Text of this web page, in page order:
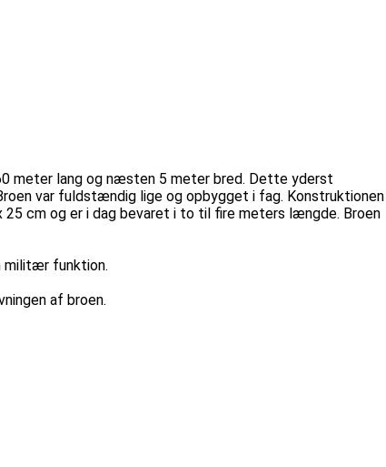
meter lang og næsten 5 meter bred. Dette yderst
var fuldstændig lige og opbygget i fag. Konstruktionen
cm og er i dag bevaret i to til fire meters længde. Broen
militær funktion.
af broen.